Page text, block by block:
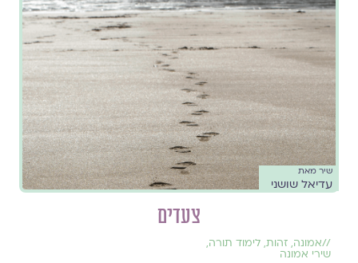
שיר מאת
עדיאל שושני
צעדים
//אמונה, זהות, לימוד תורה,
שירי אמונה